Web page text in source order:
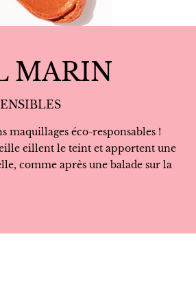
MARIN
maquillages éco-responsables !
eillent le teint et apportent une
comme après une balade sur la